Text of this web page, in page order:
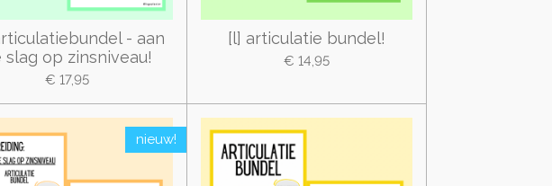
- aan
slag op zinsniveau!
€ 17,95
[l] articulatie bundel!
€ 14,95
nieuw!